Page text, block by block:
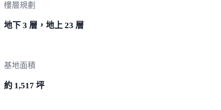
樓層規劃
地下 3 層，地上 23 層
基地面積
約 1,517 坪